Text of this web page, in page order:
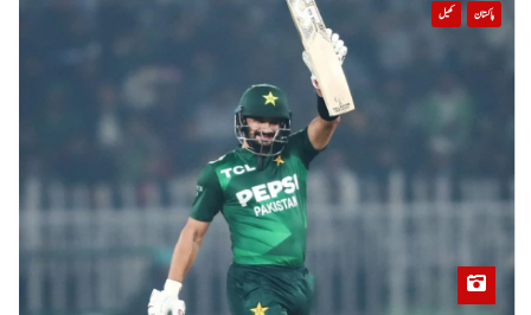
پاکستان کھیل